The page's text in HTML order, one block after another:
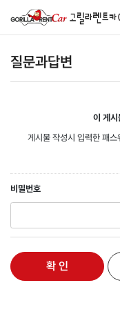
질문과답변
이 게시
게시물 작성시 입력한 패
비밀번호
확 인